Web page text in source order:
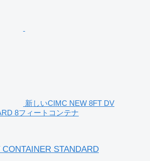
新しいCIMC NEW 8FT DV
8フィートコンテナ
STANDARD